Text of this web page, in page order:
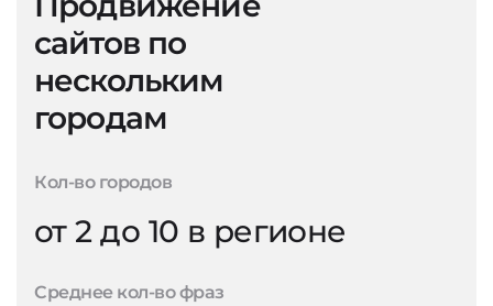
сайтов по
нескольким
городам
Кол-во городов
от 2 до 10 в регионе
Среднее кол-во фраз